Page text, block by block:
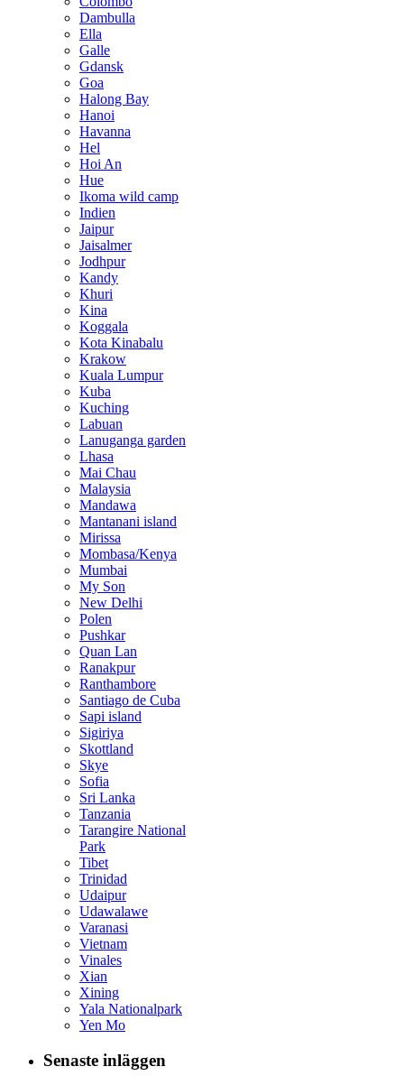
Dambulla
Ella
Galle
Gdansk
Goa
Halong Bay
Hanoi
Havanna
Hel
Hoi An
Hue
Ikoma wild camp
Indien
Jaipur
Jaisalmer
Jodhpur
Kandy
Khuri
Kina
Koggala
Kota Kinabalu
Krakow
Kuala Lumpur
Kuba
Kuching
Labuan
Lanuganga garden
Lhasa
Mai Chau
Malaysia
Mandawa
Mantanani island
Mirissa
Mombasa/Kenya
Mumbai
My Son
New Delhi
Polen
Pushkar
Quan Lan
Ranakpur
Ranthambore
Santiago de Cuba
Sapi island
Sigiriya
Skottland
Skye
Sofia
Sri Lanka
Tanzania
Tarangire National
Park
Tibet
Trinidad
Udaipur
Udawalawe
Varanasi
Vietnam
Vinales
Xian
Xining
Yala Nationalpark
Yen Mo
Senaste inläggen